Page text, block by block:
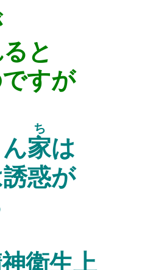
と
すが
家
ち
は
惑が
衛生上